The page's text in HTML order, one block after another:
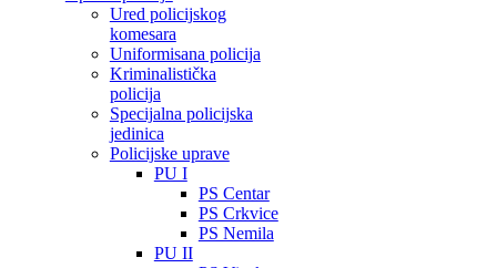
Ured policijskog
komesara
Uniformisana policija
Kriminalistička
policija
Specijalna policijska
jedinica
Policijske uprave
PU I
PS Centar
PS Crkvice
PS Nemila
PU II